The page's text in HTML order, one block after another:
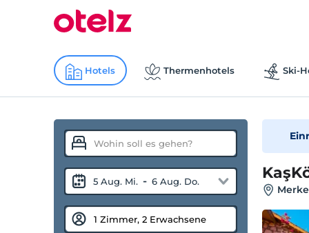
Hotels Thermenhotels Ski-
5 Aug. Mi. - 6 Aug. Do.